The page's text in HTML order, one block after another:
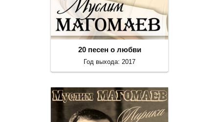
20 песен о любви
Год выхода: 2017